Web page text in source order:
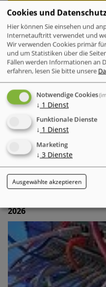
Kaspersky Security Bulletin
NoMoreRansom.org
Neue Version von Kaspersky
kleine Unternehmen vor
Transaktionen
Neues Kaspersky Anti-
kostenlos verfügbar
Diesen Beitrag teilen
Twitter Facebook
WEITERE
Check Point Research:
2026
Cookies und
Hier können Sie einsehen und
Internetauftritt verwendet und
Wir verwenden Cookies primär
und um Statistiken über die
Fällen werden Informationen an
erfahren, lesen Sie bitte unsere
Notwendige Cookies
↓ 1 Dienst
Funktionale Dienste
↓ 1 Dienst
Marketing
↓ 3 Dienste
Ausgewählte akzeptieren